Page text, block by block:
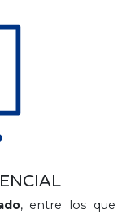
, entre los que